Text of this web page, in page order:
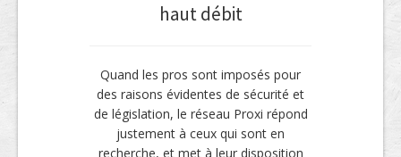
haut débit
Quand les pros sont imposés pour
des raisons évidentes de sécurité et
de législation, le réseau Proxi répond
justement à ceux qui sont en
recherche, et met à leur disposition